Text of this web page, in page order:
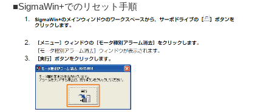
■SigmaWin+でのリセット手順